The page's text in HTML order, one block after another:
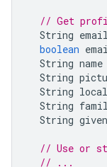
// Get
String email
boolean
String name
String
String
String
String
// Use or
// ...